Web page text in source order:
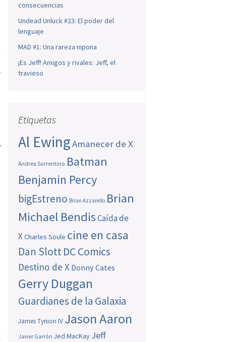
consecuencias
Undead Unluck #23: El poder del
lenguaje
MAD #1: Una rareza nipona
¡Es Jeff! Amigos y rivales: Jeff, el
travieso
Etiquetas
Al EwingAmanecer de X
Andrea Sorrentino Batman
Benjamin Percy
bigEstreno Brian Azzarello Brian
Michael BendisCaída de
XCharles Soule cine en casa
Dan SlottDC Comics
Destino de X Donny Cates
Gerry Duggan
Guardianes de la Galaxia
James Tynion IV Jason Aaron
Javier Garrón Jed MacKay Jeff